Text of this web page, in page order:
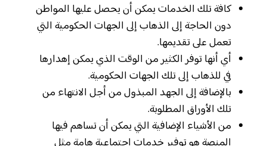
كافة تلك الخدمات يمكن أن يحصل عليها المواطن
دون الحاجة إلى الذهاب إلى الجهات الحكومية التي
تعمل على تقديمها.
أي أنها توفر الكثير من الوقت الذي يمكن إهدارها
في للذهاب إلى تلك الجهات الحكومية.
بالإضافة إلى الجهد المبذول من أجل الانتهاء من
تلك الأوراق المطلوبة.
من الأشياء الإضافية التي يمكن أن تساهم فيها